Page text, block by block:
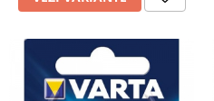
Comunicare si prezentare
Flipchart-uri